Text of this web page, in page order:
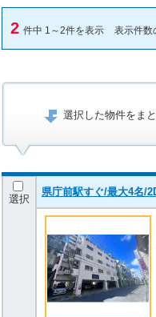
2 件中 1～2件を表示 表示件数
選択した物件をま
選択
県庁前駅すぐ/最大4名/